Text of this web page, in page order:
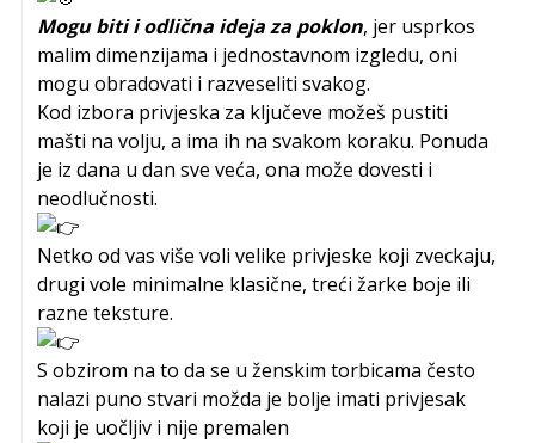
Mogu biti i odlična ideja za poklon, jer usprkos
malim dimenzijama i jednostavnom izgledu, oni
mogu obradovati i razveseliti svakog.
Kod izbora privjeska za ključeve možeš pustiti
mašti na volju, a ima ih na svakom koraku. Ponuda
je iz dana u dan sve veća, ona može dovesti i
neodlučnosti.
Netko od vas više voli velike privjeske koji zveckaju,
drugi vole minimalne klasične, treći žarke boje ili
razne teksture.
S obzirom na to da se u ženskim torbicama često
nalazi puno stvari možda je bolje imati privjesak
koji je uočljiv i nije premalen